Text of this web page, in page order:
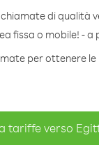
di qualità
fissa o mobile! -
per ottenere
tariffe verso